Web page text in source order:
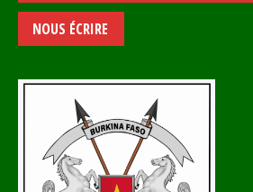
NOUS ÉCRIRE